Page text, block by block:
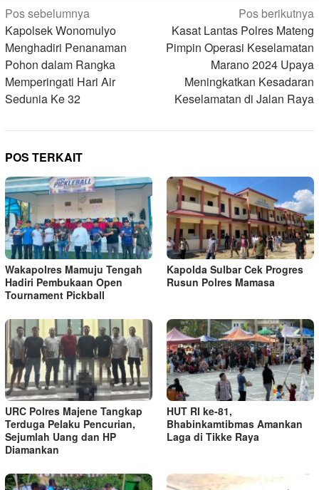
Navigasi
pos
Pos sebelumnya
Kapolsek Wonomulyo
Menghadiri Penanaman
Pohon dalam Rangka
Memperingati Hari Air
Sedunia Ke 32
Pos berikutnya
Kasat Lantas Polres Mateng
Pimpin Operasi Keselamatan
Marano 2024 Upaya
Meningkatkan Kesadaran
Keselamatan di Jalan Raya
POS TERKAIT
Wakapolres Mamuju Tengah
Hadiri Pembukaan Open
Tournament Pickball
Kapolda Sulbar Cek Progres
Rusun Polres Mamasa
URC Polres Majene Tangkap
Terduga Pelaku Pencurian,
Sejumlah Uang dan HP
Diamankan
HUT RI ke-81,
Bhabinkamtibmas Amankan
Laga di Tikke Raya